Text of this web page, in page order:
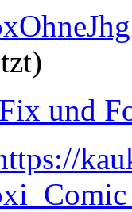
Fix und